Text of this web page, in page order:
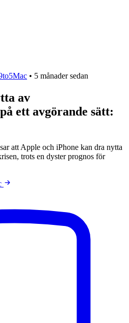
• 5 månader sedan
av
ett avgörande sätt:
att Apple och iPhone kan dra nytta
trots en dyster prognos för